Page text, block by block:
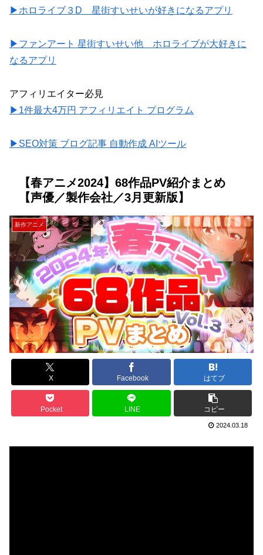
▶ホロライブ３D 星街すいせいが好きになるアプリ
▶ファンアート 星街すいせい他 ホロライブが大好きに
なるアプリ
アフィリエイター必見
▶1件最大4万円 アフィリエイト プログラム
▶SEO対策 ブログ記事 自動作成 AIツール
【春アニメ2024】68作品PV紹介まとめ
【声優／製作会社／3月更新版】
新作アニメ
X Facebook はてブ
Pocket LINE コピー
2024.03.18